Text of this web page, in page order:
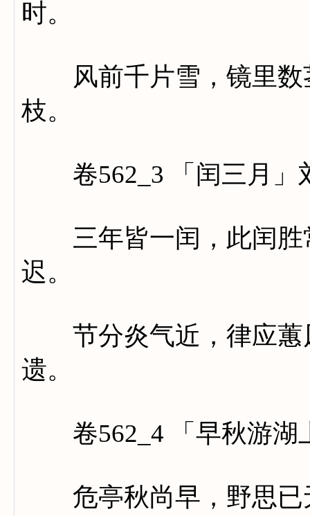
时。
风前千片雪，镜里数
枝。
卷562_3 「闰三月」
三年皆一闰，此闰胜
迟。
节分炎气近，律应蕙
遗。
卷562_4 「早秋游湖
危亭秋尚早，野思已